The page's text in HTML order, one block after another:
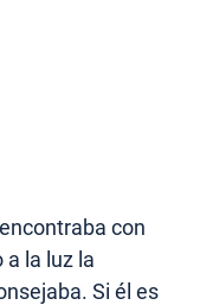
con
a la luz la
Si él es